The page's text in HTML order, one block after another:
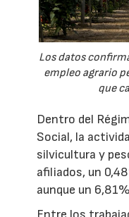
Los datos
empleo agrario
que
Dentro del
Social, la
silvicultura y
afiliados, un
aunque un